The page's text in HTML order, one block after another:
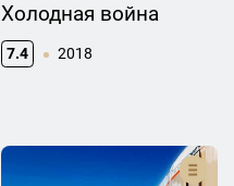
Холодная война
7.4 2018